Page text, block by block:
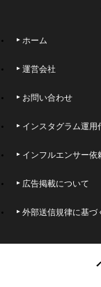
ホーム
運営会社
お問い合わせ
インスタグラム運用
インフルエンサー依
広告掲載について
外部送信規律に基づ